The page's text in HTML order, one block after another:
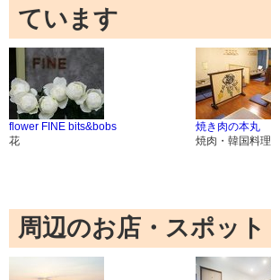
ています
flower FINE bits&bobs
花
焼き肉の本丸
焼肉・韓国料理
周辺のお店・スポット